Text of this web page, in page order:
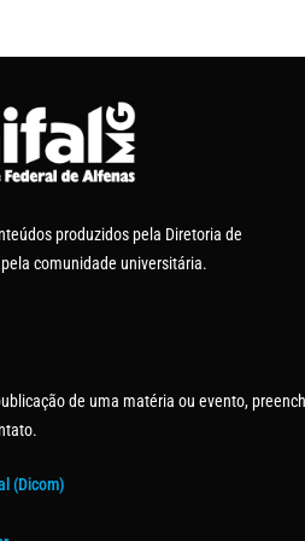
produzidos pela Diretoria de
comunidade universitária.
de uma matéria ou evento,
(Dicom)